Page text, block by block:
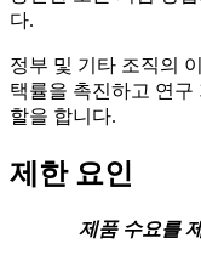
다.
정부 및 기타 조직의
택률을 촉진하고 연구
할을 합니다.
제한 요인
제품 수요를